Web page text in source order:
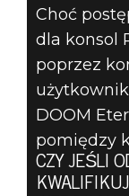
Choć
dla konsol
poprzez
DOOM
pomiędzy
CZY JEŚLI